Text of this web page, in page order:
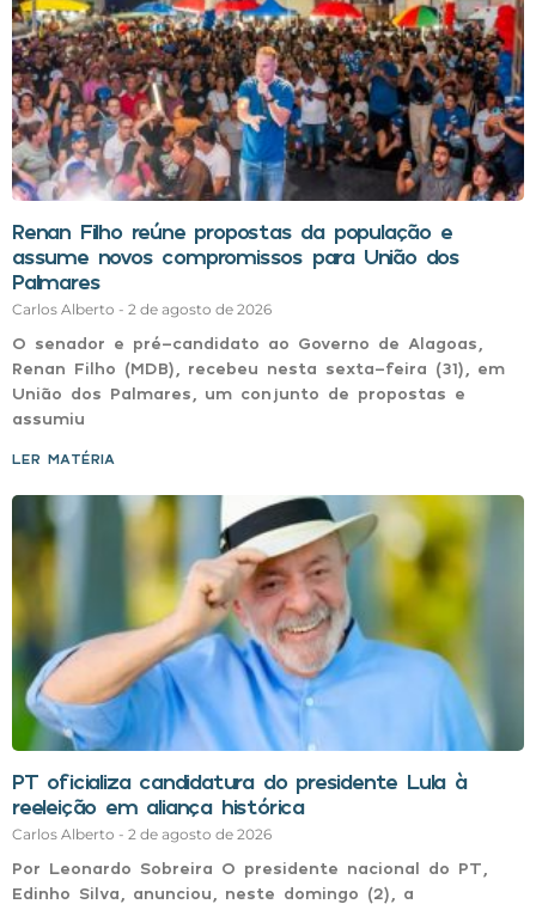
Renan Filho reúne propostas da população e
assume novos compromissos para União dos
Palmares
Carlos Alberto 2 de agosto de 2026
O senador e pré-candidato ao Governo de Alagoas,
Renan Filho (MDB), recebeu nesta sexta-feira (31), em
União dos Palmares, um conjunto de propostas e
assumiu
LER MATÉRIA »
PT oficializa candidatura do presidente Lula à
reeleição em aliança histórica
Carlos Alberto 2 de agosto de 2026
Por Leonardo Sobreira O presidente nacional do PT,
Edinho Silva, anunciou, neste domingo (2), a